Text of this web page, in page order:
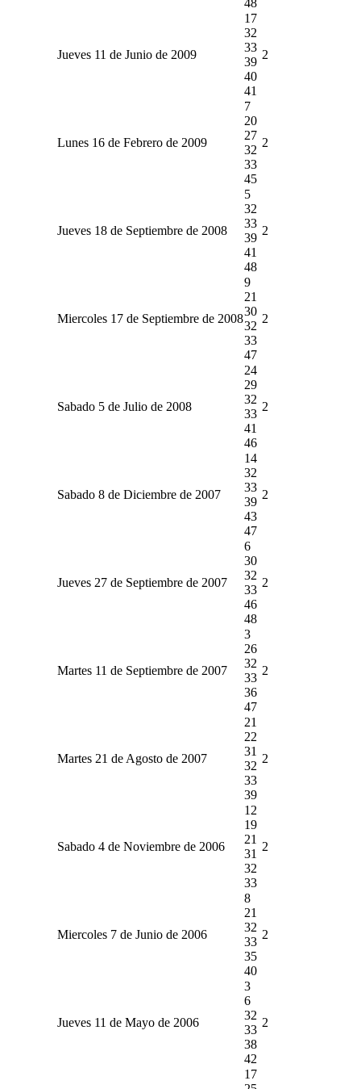
Jueves 11 de Junio de 2009
17
32
33
39
40
41
2
Lunes 16 de Febrero de 2009
7
20
27
32
33
45
2
Jueves 18 de Septiembre de 2008
5
32
33
39
41
48
2
Miercoles 17 de Septiembre de 2008
9
21
30
32
33
47
2
Sabado 5 de Julio de 2008
24
29
32
33
41
46
2
Sabado 8 de Diciembre de 2007
14
32
33
39
43
47
2
Jueves 27 de Septiembre de 2007
6
30
32
33
46
48
2
Martes 11 de Septiembre de 2007
3
26
32
33
36
47
2
Martes 21 de Agosto de 2007
21
22
31
32
33
39
2
Sabado 4 de Noviembre de 2006
12
19
21
31
32
33
2
Miercoles 7 de Junio de 2006
8
21
32
33
35
40
2
Jueves 11 de Mayo de 2006
3
6
32
33
38
42
2
17